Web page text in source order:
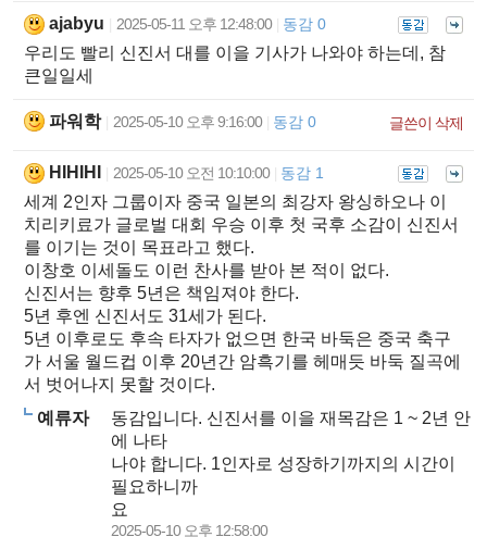
ajabyu 2025-05-11 오후 12:48:00 동감 0
우리도 빨리 신진서 대를 이을 기사가 나와야 하는데, 참
큰일일세
파워학 2025-05-10 오후 9:16:00 동감 0 글쓴이 삭제
HIHIHI 2025-05-10 오전 10:10:00 동감 1
세계 2인자 그룹이자 중국 일본의 최강자 왕싱하오나 이
치리키료가 글로벌 대회 우승 이후 첫 국후 소감이 신진서
를 이기는 것이 목표라고 했다.
이창호 이세돌도 이런 찬사를 받아 본 적이 없다.
신진서는 향후 5년은 책임져야 한다.
5년 후엔 신진서도 31세가 된다.
5년 이후로도 후속 타자가 없으면 한국 바둑은 중국 축구
가 서울 월드컵 이후 20년간 암흑기를 헤매듯 바둑 질곡에
서 벗어나지 못할 것이다.
예류자
동감입니다. 신진서를 이을 재목감은 1 ~ 2년 안
에 나타
나야 합니다. 1인자로 성장하기까지의 시간이
필요하니까
요
2025-05-10 오후 12:58:00